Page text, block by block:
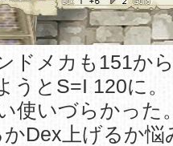
ドメカも151か
うとS=I 120に。
使いづらかった
Dex上げるか悩